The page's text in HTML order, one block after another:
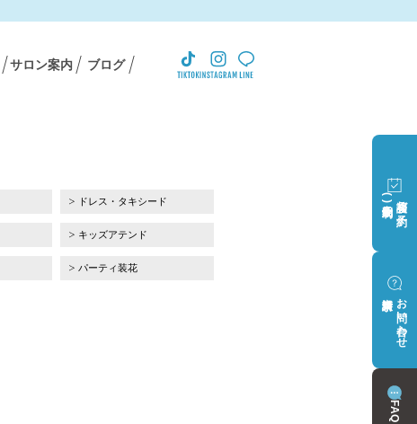
サロン案内 ブログ
ドレス・タキシード
キッズアテンド
パーティ装花
相談会ご予約
(完全予約制)
お問い合わせ
FAQ